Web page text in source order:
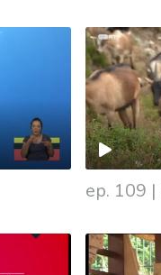
ep. 109 |